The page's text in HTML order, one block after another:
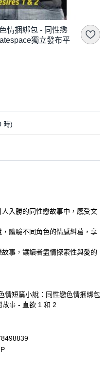
情捆綁包 - 同性戀
獨立發布平
時)
入勝的同性戀故事中，感受文
體驗不同角色的情感糾葛，享
事，讓讀者盡情探索性與愛的
情短篇小說：同性戀色情捆綁包
故事 - 直欲 1 和 2